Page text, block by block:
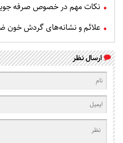
نکات مهم در خصوص صرفه
علائم و نشانه‌های گردش خون
ارسال نظر